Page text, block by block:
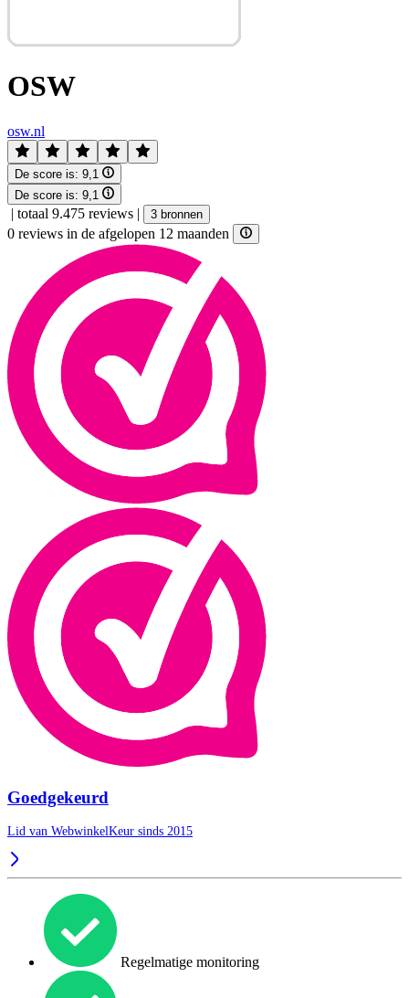
OSW
osw.nl
De score is: 9,1
De score is: 9,1
| totaal 9.475 reviews | 3 bronnen
0 reviews in de afgelopen 12 maanden
Goedgekeurd
Lid van WebwinkelKeur sinds 2015
Regelmatige monitoring